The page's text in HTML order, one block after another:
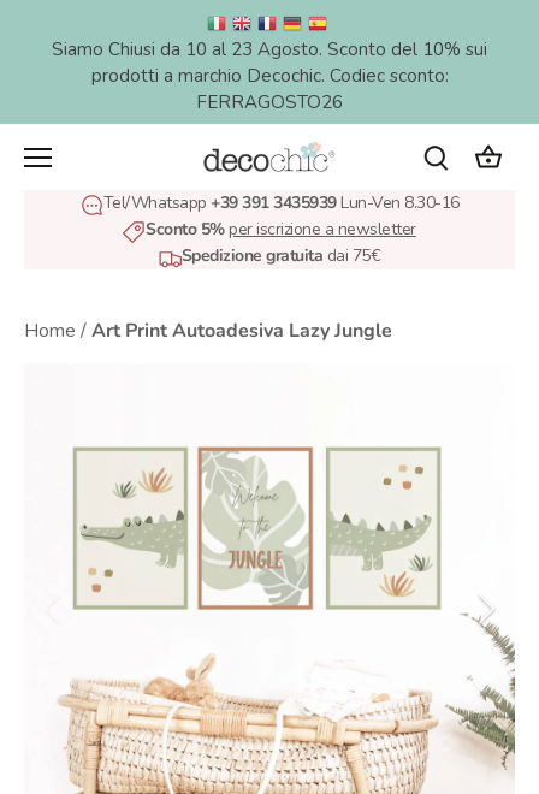
Siamo Chiusi da 10 al 23 Agosto. Sconto del 10% sui
prodotti a marchio Decochic. Codiec sconto:
FERRAGOSTO26
Tel/Whatsapp +39 391 3435939Lun-Ven 8.30-16
Sconto 5%per iscrizione a newsletter
Spedizione gratuita dai 75€
Home /Art Print Autoadesiva Lazy Jungle